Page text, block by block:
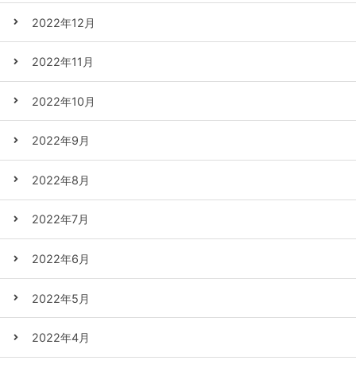
2022年12月
2022年11月
2022年10月
2022年9月
2022年8月
2022年7月
2022年6月
2022年5月
2022年4月